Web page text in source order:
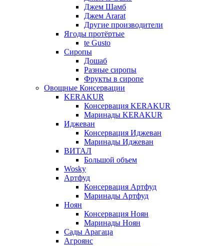
Джем Шамб
Джем Ararat
Другие производители
Ягоды протёртые
te Gusto
Сиропы
Дошаб
Разные сиропы
Фрукты в сиропе
Овощные Консервации
KERAKUR
Консервация KERAKUR
Маринады KERAKUR
Иджеван
Консервация Иджеван
Маринады Иджеван
ВИТАЛ
Большой объем
Wosky
Артфуд
Консервация Артфуд
Маринады Артфуд
Ноян
Консервация Ноян
Маринады Ноян
Сады Арагаца
Агроянс